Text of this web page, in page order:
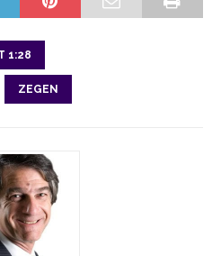
1:28
ZEGEN